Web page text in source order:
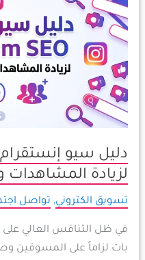
لزيادة المشاهدات
تسويق الكتروني, تواصل
في ظل التنافس العالي على
بات لزاماً على المسوقين
سيو
إنستقرام
Instagram
SEO
لزيادة
المشاهدات
والمتابعين